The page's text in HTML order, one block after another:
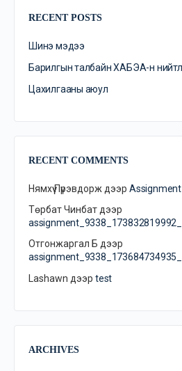
RECENT POSTS
Шинэ мэдээ
Барилгын талбайн ХАБЭА-н
Цахилгааны аюул
RECENT COMMENTS
Нямхүү Пүрэвдорж дээр Assignment
Төрбат Чинбат дээр
Отгонжаргал Б дээр
Lashawn дээр test
ARCHIVES